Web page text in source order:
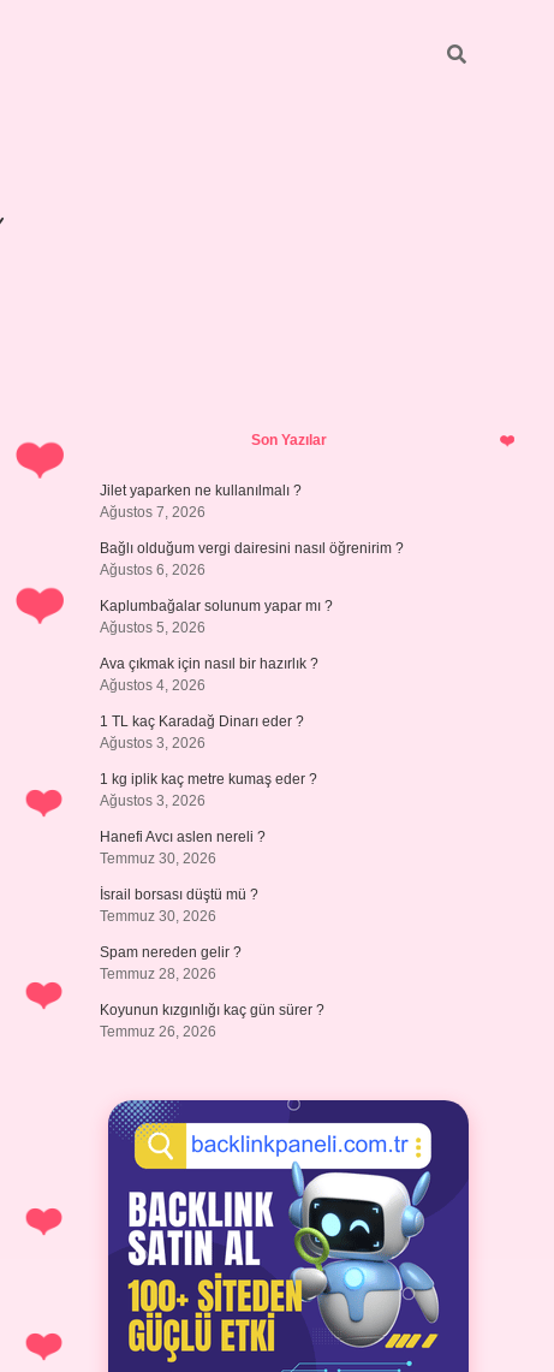
SidebarSon Yazılar
Jilet yaparken ne kullanılmalı ?
Ağustos 7, 2026
Bağlı olduğum vergi dairesini nasıl öğrenirim ?
Ağustos 6, 2026
Kaplumbağalar solunum yapar mı ?
Ağustos 5, 2026
Ava çıkmak için nasıl bir hazırlık ?
Ağustos 4, 2026
1 TL kaç Karadağ Dinarı eder ?
Ağustos 3, 2026
1 kg iplik kaç metre kumaş eder ?
Ağustos 3, 2026
Hanefi Avcı aslen nereli ?
Temmuz 30, 2026
İsrail borsası düştü mü ?
Temmuz 30, 2026
Spam nereden gelir ?
Temmuz 28, 2026
Koyunun kızgınlığı kaç gün sürer ?
Temmuz 26, 2026